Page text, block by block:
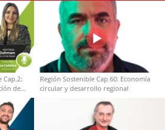
Cap.2:
de
Región Sostenible Cap 60: Economía
circular y desarrollo regional